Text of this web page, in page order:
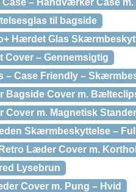
Case – Håndværker Case
til bagside
Hærdet Glas
Cover – Gennemsigtig
– Case Friendly –
Bagside Cover m.
m. Magnetisk
Skærmbeskyttelse –
Læder Cover m.
Lysebrun
Cover m. Pung – Hvid